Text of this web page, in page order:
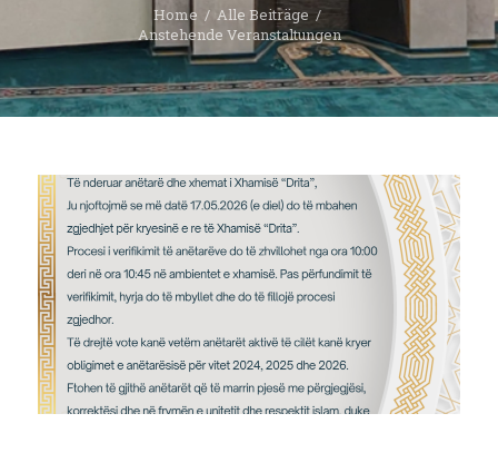
Home
Alle Beiträge
Anstehende Veranstaltungen